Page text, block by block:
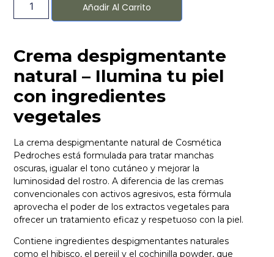
Añadir Al Carrito
Crema despigmentante
natural – Ilumina tu piel
con ingredientes
vegetales
La crema despigmentante natural de Cosmética
Pedroches está formulada para tratar manchas
oscuras, igualar el tono cutáneo y mejorar la
luminosidad del rostro. A diferencia de las cremas
convencionales con activos agresivos, esta fórmula
aprovecha el poder de los extractos vegetales para
ofrecer un tratamiento eficaz y respetuoso con la piel.
Contiene ingredientes despigmentantes naturales
como el hibisco, el perejil y el cochinilla powder, que